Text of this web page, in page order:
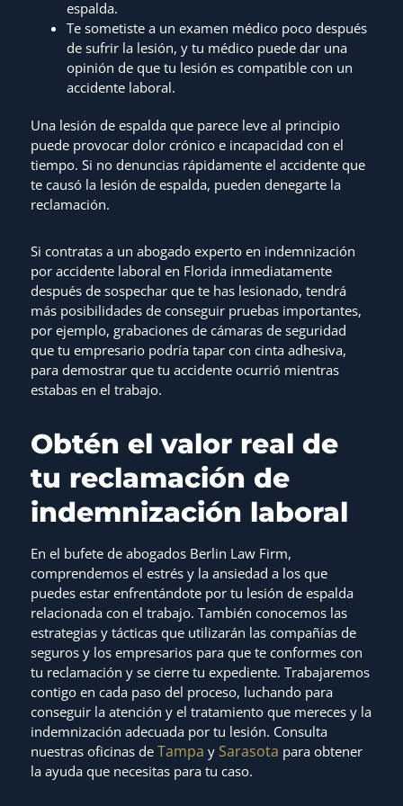
espalda.
Te sometiste a un examen médico poco después
de sufrir la lesión, y tu médico puede dar una
opinión de que tu lesión es compatible con un
accidente laboral.
Una lesión de espalda que parece leve al principio
puede provocar dolor crónico e incapacidad con el
tiempo. Si no denuncias rápidamente el accidente que
te causó la lesión de espalda, pueden denegarte la
reclamación.
Si contratas a un abogado experto en indemnización
por accidente laboral en Florida inmediatamente
después de sospechar que te has lesionado, tendrá
más posibilidades de conseguir pruebas importantes,
por ejemplo, grabaciones de cámaras de seguridad
que tu empresario podría tapar con cinta adhesiva,
para demostrar que tu accidente ocurrió mientras
estabas en el trabajo.
Obtén el valor real de
tu reclamación de
indemnización laboral
En el bufete de abogados Berlin Law Firm,
comprendemos el estrés y la ansiedad a los que
puedes estar enfrentándote por tu lesión de espalda
relacionada con el trabajo. También conocemos las
estrategias y tácticas que utilizarán las compañías de
seguros y los empresarios para que te conformes con
tu reclamación y se cierre tu expediente. Trabajaremos
contigo en cada paso del proceso, luchando para
conseguir la atención y el tratamiento que mereces y la
indemnización adecuada por tu lesión. Consulta
nuestras oficinas de Tampa y Sarasota para obtener
la ayuda que necesitas para tu caso.